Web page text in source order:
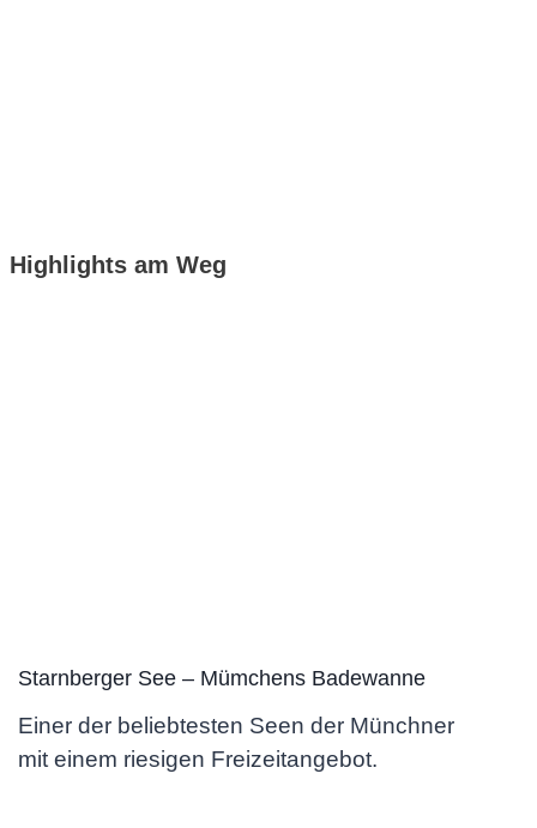
Highlights am Weg
Starnberger See – Mümchens Badewanne
Einer der beliebtesten Seen der Münchner
mit einem riesigen Freizeitangebot.